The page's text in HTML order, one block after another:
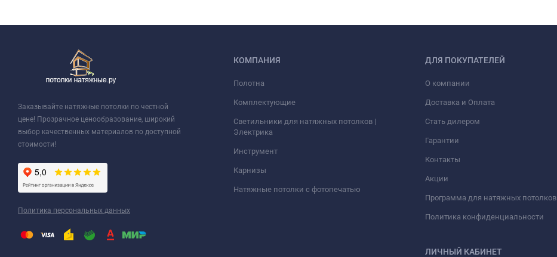
Заказывайте натяжные потолки по честной
цене! Прозрачное ценообразование, широкий
выбор качественных материалов по доступной
стоимости!
Политика персональных данных
КОМПАНИЯ
Полотна
Комплектующие
Светильники для натяжных потолков |
Электрика
Инструмент
Карнизы
Натяжные потолки с фотопечатью
ДЛЯ ПОКУПАТЕЛЕЙ
О компании
Доставка и Оплата
Стать дилером
Гарантии
Контакты
Акции
Программа для натяжных потолков
Политика конфиденциальности
ЛИЧНЫЙ КАБИНЕТ